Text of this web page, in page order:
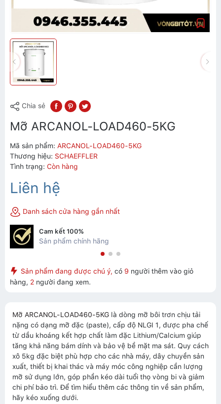
Chia sẻ
Mỡ ARCANOL-LOAD460-5KG
Mã sản phẩm: ARCANOL-LOAD460-5KG
Thương hiệu: SCHAEFFLER
Tình trạng: Còn hàng
Liên hệ
Danh sách cửa hàng gần nhất
Cam kết 100%
Sản phẩm chính hãng
Sản phẩm đang được chú ý, có 9 người thêm vào giỏ
hàng, 2 người đang xem.
Mỡ ARCANOL-LOAD460-5KG là dòng mỡ bôi trơn chịu tải
nặng có dạng mỡ đặc (paste), cấp độ NLGI 1, được pha chế
từ dầu khoáng kết hợp chất làm đặc Lithium/Calcium giúp
tăng khả năng bám dính và bảo vệ bề mặt ma sát. Quy cách
xô 5kg đặc biệt phù hợp cho các nhà máy, dây chuyền sản
xuất, thiết bị khai thác và máy móc công nghiệp cần lượng
mỡ sử dụng lớn, góp phần kéo dài tuổi thọ vòng bi và giảm
chi phí bảo trì. Để tìm hiểu thêm các thông tin về sản phẩm,
hãy kéo xuống dưới.